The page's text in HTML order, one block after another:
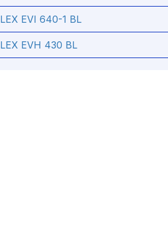
LEX EVI 640-1 BL
LEX EVH 430 BL